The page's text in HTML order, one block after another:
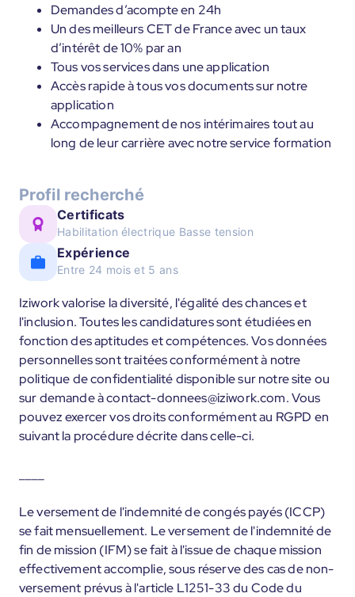
Demandes d’acompte en 24h
Un des meilleurs CET de France avec un taux
d’intérêt de 10% par an
Tous vos services dans une application
Accès rapide à tous vos documents sur notre
application
Accompagnement de nos intérimaires tout au
long de leur carrière avec notre service formation
Profil recherché
Certificats
Habilitation électrique Basse tension
Expérience
Entre 24 mois et 5 ans
Iziwork valorise la diversité, l'égalité des chances et
l'inclusion. Toutes les candidatures sont étudiées en
fonction des aptitudes et compétences. Vos données
personnelles sont traitées conformément à notre
politique de confidentialité disponible sur notre site ou
sur demande à contact-donnees@iziwork.com. Vous
pouvez exercer vos droits conformément au RGPD en
suivant la procédure décrite dans celle-ci.
Le versement de l'indemnité de congés payés (ICCP)
se fait mensuellement. Le versement de l'indemnité de
fin de mission (IFM) se fait à l'issue de chaque mission
effectivement accomplie, sous réserve des cas de non-
versement prévus à l'article L1251-33 du Code du